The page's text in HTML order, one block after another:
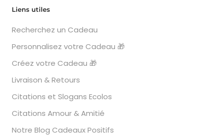
Liens utiles
Recherchez un Cadeau
Personnalisez votre Cadeau 🎁
Créez votre Cadeau 🎁
Livraison & Retours
Citations et Slogans Ecolos
Citations Amour & Amitié
Notre Blog Cadeaux Positifs